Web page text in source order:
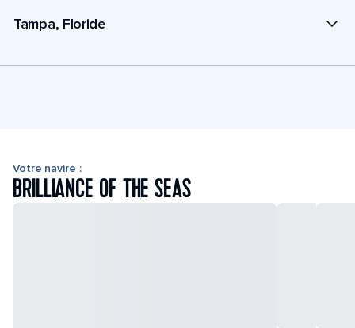
Tampa, Floride
Votre navire :
BRILLIANCE OF THE SEAS